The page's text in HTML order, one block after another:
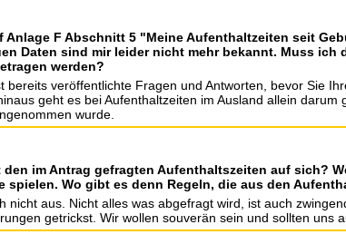
Anlage F Abschnitt 5 "Meine Aufenthaltzeiten seit
Daten sind mir leider nicht mehr bekannt. Muss
werden?
bereits veröffentlichte Fragen und Antworten, bevor Sie
geht es bei Aufenthaltzeiten im Ausland allein
wurde.
den im Antrag gefragten Aufenthaltszeiten auf sich?
spielen. Wo gibt es denn Regeln, die aus den
nicht aus. Nicht alles was abgefragt wird, ist auch
getrickst. Wir wollen souverän sein und sollten uns